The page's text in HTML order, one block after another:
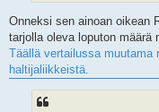
Onneksi sen ainoan oikean
tarjolla oleva loputon määrä
Täällä vertailussa muutama
haltijaliikkeistä.